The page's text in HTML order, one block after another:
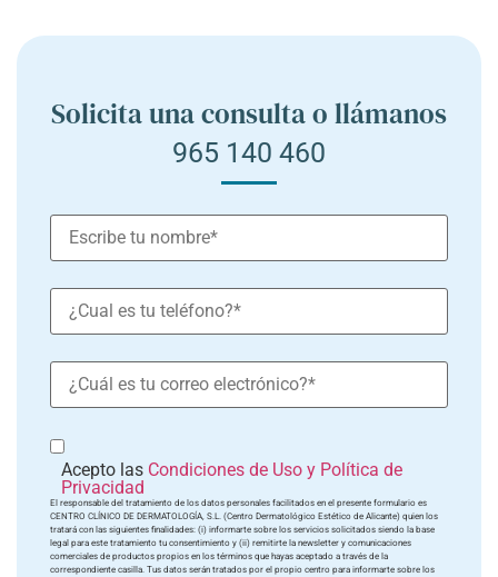
Solicita una consulta o llámanos
965 140 460
Acepto las Condiciones de Uso y Política de
Privacidad
El responsable del tratamiento de los datos personales facilitados en el presente formulario es
CENTRO CLÍNICO DE DERMATOLOGÍA, S.L. (Centro Dermatológico Estético de Alicante) quien los
tratará con las siguientes finalidades: (i) informarte sobre los servicios solicitados siendo la base
legal para este tratamiento tu consentimiento y (ii) remitirte la newsletter y comunicaciones
comerciales de productos propios en los términos que hayas aceptado a través de la
correspondiente casilla. Tus datos serán tratados por el propio centro para informarte sobre los